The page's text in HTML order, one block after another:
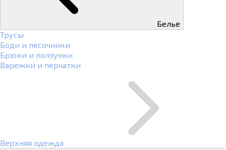
Белье
Трусы
Боди и песочники
Брюки и ползунки
Варежки и перчатки
Верхняя одежда